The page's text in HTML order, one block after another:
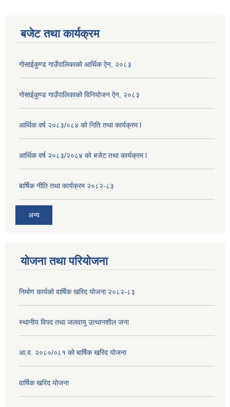
बजेट तथा कार्यक्रम
गोसाईकुण्ड गाउँपालिकाको आर्थिक ऐन, २०८३
गोसाईकुण्ड गाउँपालिकाको विनियोजन ऐन, २०८३
आर्थिक वर्ष २०८३/०८४ को निति तथा कार्यक्रम l
आर्थिक वर्ष २०८३/२०८४ को बजेट तथा कार्यक्रम l
बार्षिक नीति तथा कार्यक्रम २०८२-८३
अन्य
योजना तथा परियोजना
निर्माण कार्यको वार्षिक खरिद योजना २०८२-८३
स्थानीय विपद तथा जलवायु उत्थानशील जना
आ.व. २०८०/०८१ को बार्षिक खरिद योजना
वार्षिक खरिद योजना